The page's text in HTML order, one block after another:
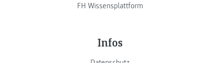
FH Wissensplattform
Infos